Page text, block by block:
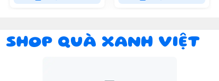
SHOP QUÀ XANH VIỆT